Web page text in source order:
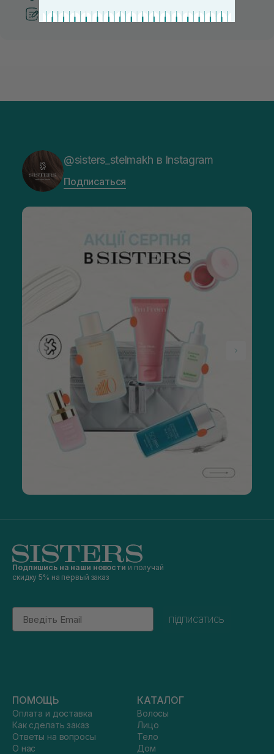
Рекомендации от косметологов
@sisters_stelmakh в Instagram
Подписаться
Подпишись на наши новости и получай
скидку 5% на первый заказ
Email
підписатись
ПОМОЩЬ
Оплата и доставка
Как сделать заказ
Ответы на вопросы
О нас
КАТАЛОГ
Волосы
Лицо
Тело
Дом